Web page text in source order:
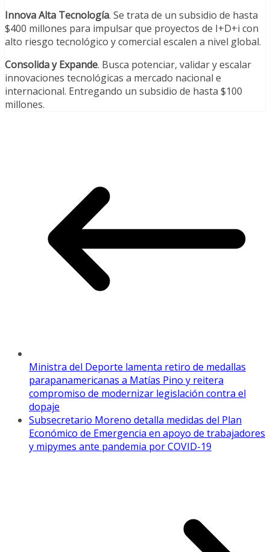
Innova Alta Tecnología. Se trata de un subsidio de hasta
$400 millones para impulsar que proyectos de I+D+i con
alto riesgo tecnológico y comercial escalen a nivel global.
Consolida y Expande. Busca potenciar, validar y escalar
innovaciones tecnológicas a mercado nacional e
internacional. Entregando un subsidio de hasta $100
millones.
Ministra del Deporte lamenta retiro de medallas
parapanamericanas a Matías Pino y reitera
compromiso de modernizar legislación contra el
dopaje
Subsecretario Moreno detalla medidas del Plan
Económico de Emergencia en apoyo de trabajadores
y mipymes ante pandemia por COVID-19